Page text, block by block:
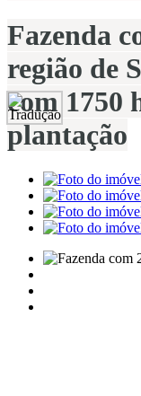
Fazenda
região de
com 1750
plantação